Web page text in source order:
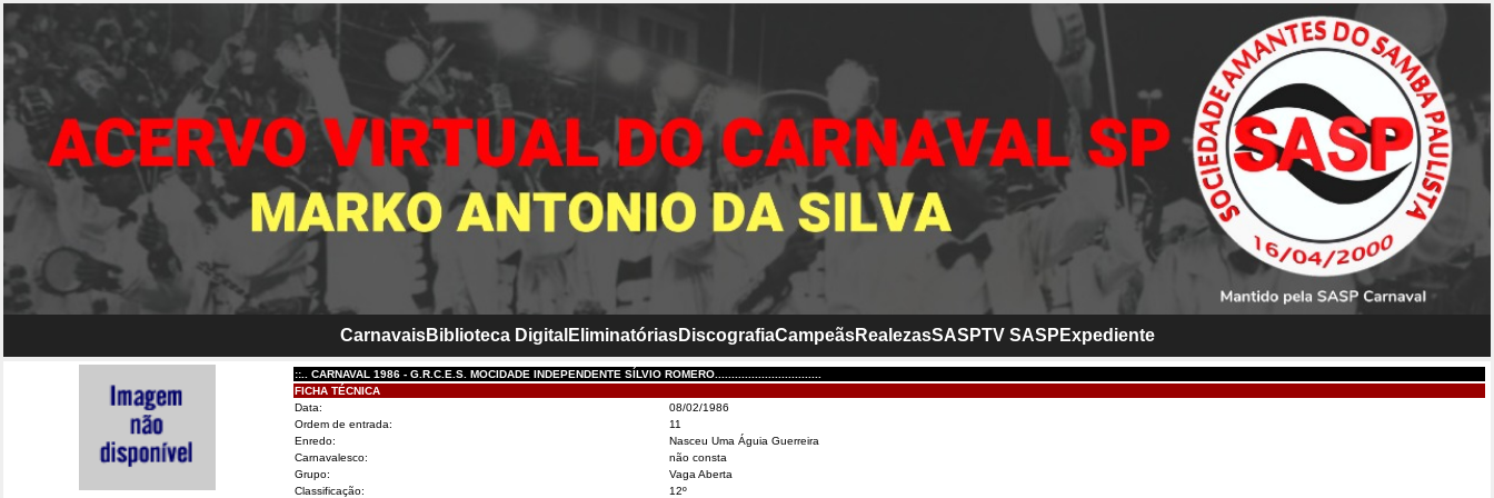
CarnavaisBiblioteca Digital EliminatóriasDiscografiaCampeãsRealezasSASPTV SASP Expediente
::.. CARNAVAL 1986 - G.R.C.E.S. MOCIDADE INDEPENDENTE SÍLVIO ROMERO................................
FICHA TÉCNICA
Data:
08/02/1986
Ordem de entrada:
11
Enredo:
Nasceu Uma Águia Guerreira
Carnavalesco:
não consta
Grupo:
Vaga Aberta
Classificação:
12º